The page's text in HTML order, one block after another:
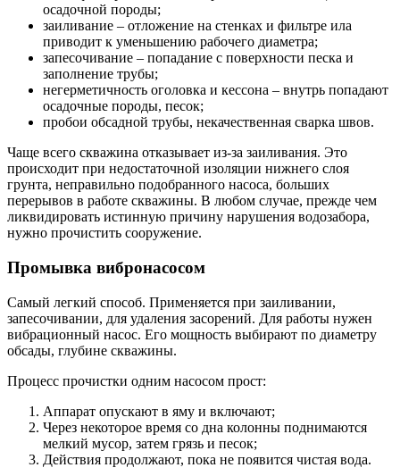
осадочной породы;
заиливание – отложение на стенках и фильтре ила
приводит к уменьшению рабочего диаметра;
запесочивание – попадание с поверхности песка и
заполнение трубы;
негерметичность оголовка и кессона – внутрь попадают
осадочные породы, песок;
пробои обсадной трубы, некачественная сварка швов.
Чаще всего скважина отказывает из-за заиливания. Это
происходит при недостаточной изоляции нижнего слоя
грунта, неправильно подобранного насоса, больших
перерывов в работе скважины. В любом случае, прежде чем
ликвидировать истинную причину нарушения водозабора,
нужно прочистить сооружение.
Промывка вибронасосом
Самый легкий способ. Применяется при заиливании,
запесочивании, для удаления засорений. Для работы нужен
вибрационный насос. Его мощность выбирают по диаметру
обсады, глубине скважины.
Процесс прочистки одним насосом прост:
Аппарат опускают в яму и включают;
Через некоторое время со дна колонны поднимаются
мелкий мусор, затем грязь и песок;
Действия продолжают, пока не появится чистая вода.